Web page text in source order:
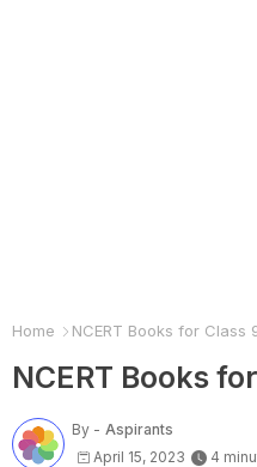
Home NCERT Books for Class
NCERT Books
By - Aspirants
April 15, 2023
4